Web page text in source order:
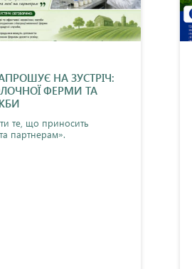
НА ЗУСТРІЧ:
ФЕРМИ ТА
те, що приносить
партнерам».